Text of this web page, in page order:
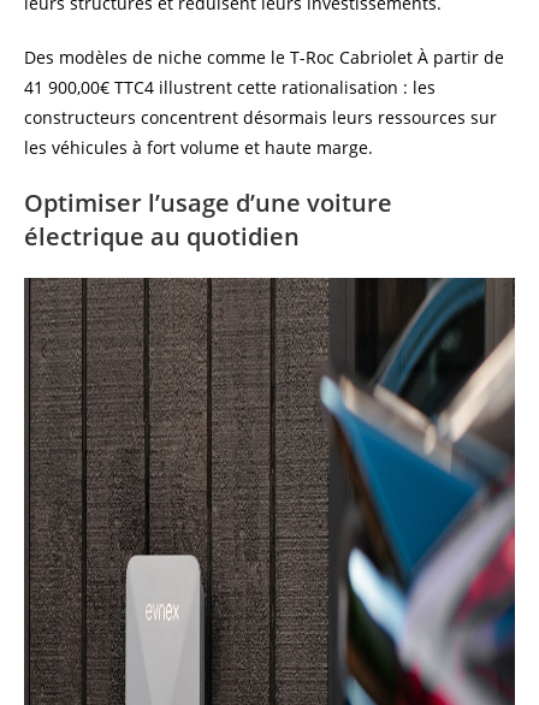
Des modèles de niche comme le T-Roc Cabriolet À partir de
41 900,00€ TTC⁠4 illustrent cette rationalisation : les
constructeurs concentrent désormais leurs ressources sur
les véhicules à fort volume et haute marge.
Optimiser l’usage d’une voiture
électrique au quotidien